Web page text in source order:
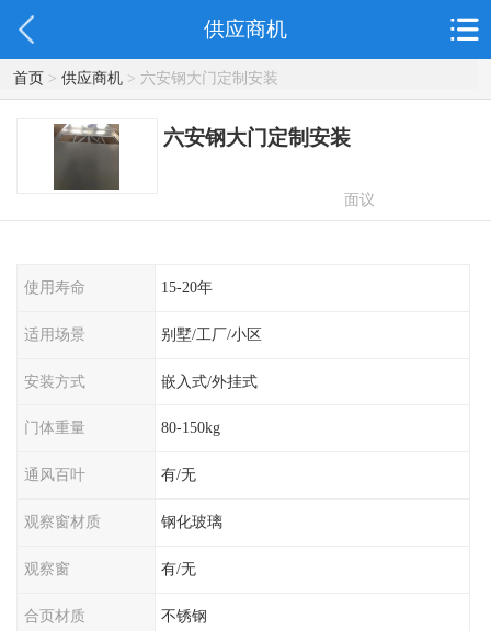
供应商机
首页> 供应商机> 六安钢大门定制安装
六安钢大门定制安装
面议
使用寿命 15-20年
适用场景 别墅/工厂/小区
安装方式 嵌入式/外挂式
门体重量 80-150kg
通风百叶 有/无
观察窗材质 钢化玻璃
观察窗 有/无
合页材质 不锈钢